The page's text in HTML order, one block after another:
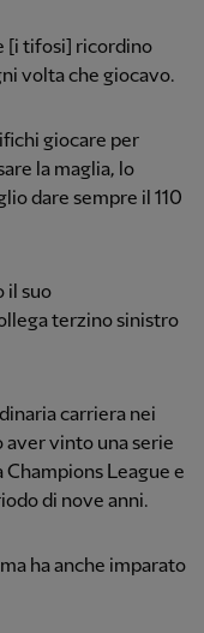
[i tifosi] ricordino
volta che giocavo.
giocare per
la maglia, lo
dare sempre il 110
il suo
terzino sinistro
carriera nei
aver vinto una serie
League e
di nove anni.
ha anche imparato